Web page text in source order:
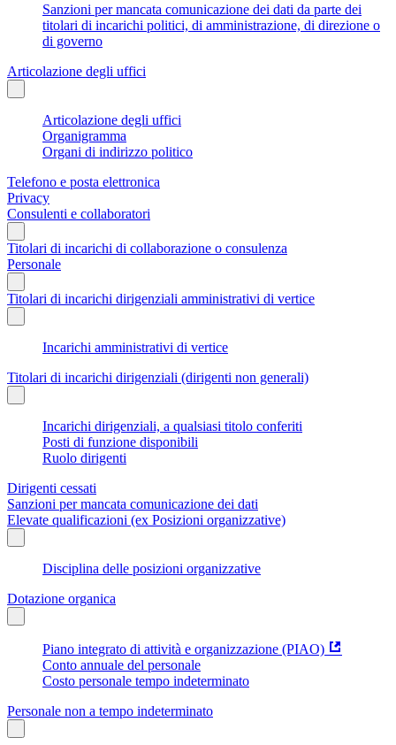
Sanzioni per mancata comunicazione dei dati da parte dei
titolari di incarichi politici, di amministrazione, di direzione o
di governo
Articolazione degli uffici
Articolazione degli uffici
Organigramma
Organi di indirizzo politico
Telefono e posta elettronica
Privacy
Consulenti e collaboratori
Titolari di incarichi di collaborazione o consulenza
Personale
Titolari di incarichi dirigenziali amministrativi di vertice
Incarichi amministrativi di vertice
Titolari di incarichi dirigenziali (dirigenti non generali)
Incarichi dirigenziali, a qualsiasi titolo conferiti
Posti di funzione disponibili
Ruolo dirigenti
Dirigenti cessati
Sanzioni per mancata comunicazione dei dati
Elevate qualificazioni (ex Posizioni organizzative)
Disciplina delle posizioni organizzative
Dotazione organica
Piano integrato di attività e organizzazione (PIAO)
Conto annuale del personale
Costo personale tempo indeterminato
Personale non a tempo indeterminato